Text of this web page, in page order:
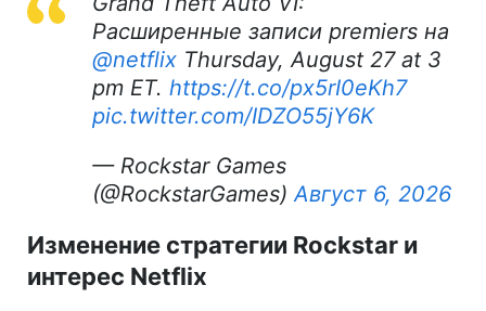
Расширенные записи premiers на
@netflix Thursday, August 27 at 3
pm ET. https://t.co/px5rI0eKh7
pic.twitter.com/IDZO55jY6K
— Rockstar Games
(@RockstarGames) Август 6, 2026
Изменение стратегии Rockstar и
интерес Netflix